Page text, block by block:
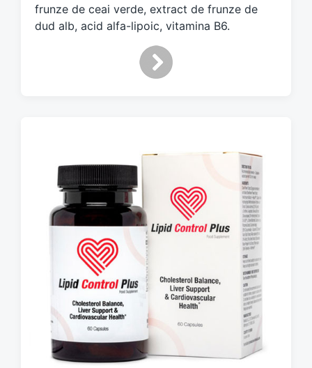
frunze de ceai verde, extract de frunze de
dud alb, acid alfa-lipoic, vitamina B6.